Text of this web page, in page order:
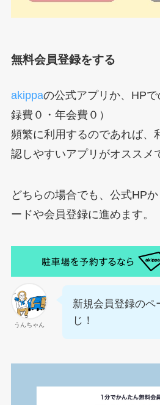
無料会員登録をする
akippaの公式アプリか、HP
録費０・年会費０）
頻繁に利用するのであれば、
認しやすいアプリがオススメ
どちらの場合でも、公式HP
ードや会員登録に進めます。
うんちゃん
新規会員登録のペ
じ！